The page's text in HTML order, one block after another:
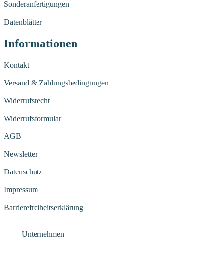
Sonderanfertigungen
Datenblätter
Informationen
Kontakt
Versand & Zahlungsbedingungen
Widerrufsrecht
Widerrufsformular
AGB
Newsletter
Datenschutz
Impressum
Barrierefreiheitserklärung
Unternehmen